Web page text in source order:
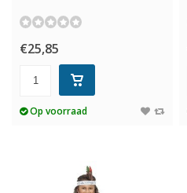
€25,85
Op voorraad